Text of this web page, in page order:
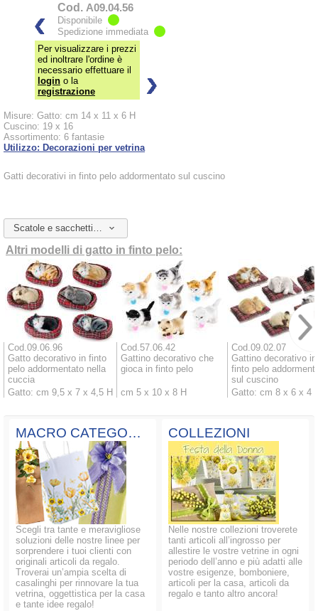
Cod. A09.04.56
Disponibile
Spedizione immediata
Per visualizzare i prezzi
ed inoltrare l'ordine è
necessario effettuare il
login o la
registrazione
Misure: Gatto: cm 14 x 11 x 6 H
Cuscino: 19 x 16
Assortimento: 6 fantasie
Utilizzo: Decorazioni per vetrina
Gatti decorativi in finto pelo addormentato sul cuscino
Altri modelli di gatto in finto pelo:
Cod.09.06.96
Gatto decorativo in finto
pelo addormentato nella
cuccia
Gatto: cm 9,5 x 7 x 4,5 H
Cod.57.06.42
Gattino decorativo che
gioca in finto pelo
cm 5 x 10 x 8 H
Cod.09.02.07
Gattino decorativo in
finto pelo
sul cuscino
Gatto: cm 8 x 6 x 4
MACRO CATEGORIE
Scegli tra tante e meravigliose
soluzioni delle nostre linee per
sorprendere i tuoi clienti con
originali articoli da regalo.
Troverai un’ampia scelta di
casalinghi per rinnovare la tua
vetrina, oggettistica per la casa
e tante idee regalo!
COLLEZIONI
Nelle nostre collezioni troverete
tanti articoli all’ingrosso per
allestire le vostre vetrine in ogni
periodo dell’anno e più adatti alle
vostre esigenze, bomboniere,
articoli per la casa, articoli da
regalo e tanto altro ancora!